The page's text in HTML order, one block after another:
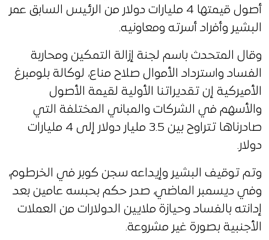
أصول قيمتها 4 مليارات دولار من الرئيس السابق عمر
البشير وأفراد أسرته ومعاونيه.
وقال المتحدث باسم لجنة إزالة التمكين ومحاربة
الفساد واسترداد الأموال صلاح مناع، لوكالة بلومبرغ
الأميركية إن تقديراتنا الأولية لقيمة الأصول
والأسهم في الشركات والمباني المختلفة التي
صادرناها تتراوح بين 3.5 مليار دولار إلى 4 مليارات
دولار.
وتم توقيف البشير وإيداعه سجن كوبر في الخرطوم،
وفي ديسمبر الماضي، صدر حكم بحبسه عامين بعد
إدانته بالفساد وحيازة ملايين الدولارات من العملات
الأجنبية بصورة غير مشروعة.